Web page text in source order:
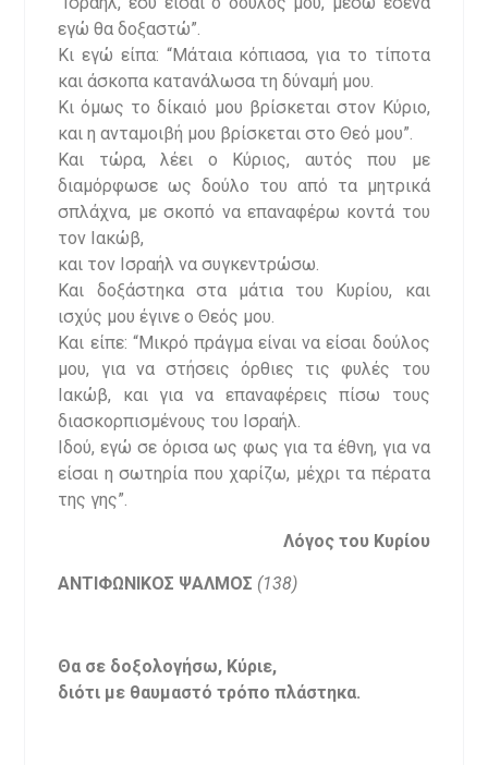
εγώ θα δοξαστώ”.
Κι εγώ είπα: “Μάταια κόπιασα, για το τίποτα
και άσκοπα κατανάλωσα τη δύναμή μου.
Κι όμως το δίκαιό μου βρίσκεται στον Κύριο,
και η ανταμοιβή μου βρίσκεται στο Θεό μου”.
Και τώρα, λέει ο Κύριος, αυτός που με
διαμόρφωσε ως δούλο του από τα μητρικά
σπλάχνα, με σκοπό να επαναφέρω κοντά του
τον Ιακώβ,
και τον Ισραήλ να συγκεντρώσω.
Και δοξάστηκα στα μάτια του Κυρίου, και
ισχύς μου έγινε ο Θεός μου.
Και είπε: “Μικρό πράγμα είναι να είσαι δούλος
μου, για να στήσεις όρθιες τις φυλές του
Ιακώβ, και για να επαναφέρεις πίσω τους
διασκορπισμένους του Ισραήλ.
Ιδού, εγώ σε όρισα ως φως για τα έθνη, για να
είσαι η σωτηρία που χαρίζω, μέχρι τα πέρατα
της γης”.
Λόγος του Κυρίου
ΑΝΤΙΦΩΝΙΚΟΣ ΨΑΛΜΟΣ (138)
Θα σε δοξολογήσω, Κύριε,
διότι με θαυμαστό τρόπο πλάστηκα.